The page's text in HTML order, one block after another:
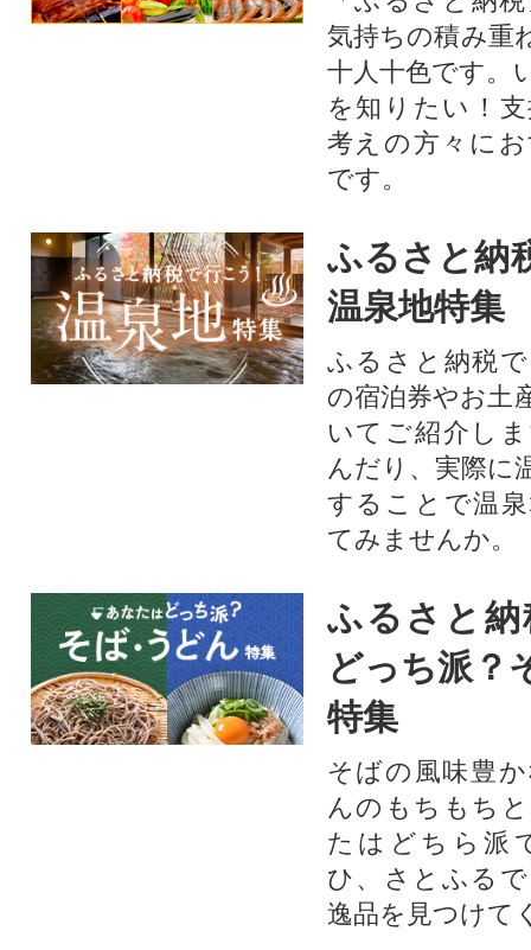
気持ちの積み重
十人十色です。
を知りたい！
考えの方々に
です。
ふるさと納
温泉地特集
ふるさと納税
の宿泊券やお土
いてご紹介し
んだり、実際に
することで温
てみませんか。
ふるさと
どっち派？
特集
そばの風味豊
んのもちもち
たはどちら派
ひ、さとふる
逸品を見つけて